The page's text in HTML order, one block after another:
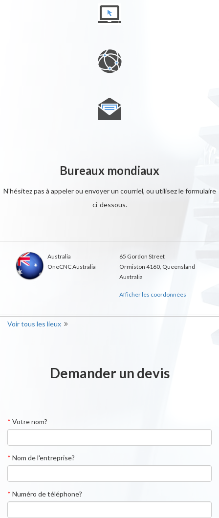
Bureaux mondiaux
N'hésitez pas à appeler ou envoyer un courriel, ou utilisez le formulaire
ci-dessous.
Australia
OneCNC Australia
65 Gordon Street
Ormiston 4160, Queensland
Australia
Afficher les coordonnées
Voir tous les lieux
Demander un devis
* Votre nom?
* Nom de l'entreprise?
* Numéro de téléphone?